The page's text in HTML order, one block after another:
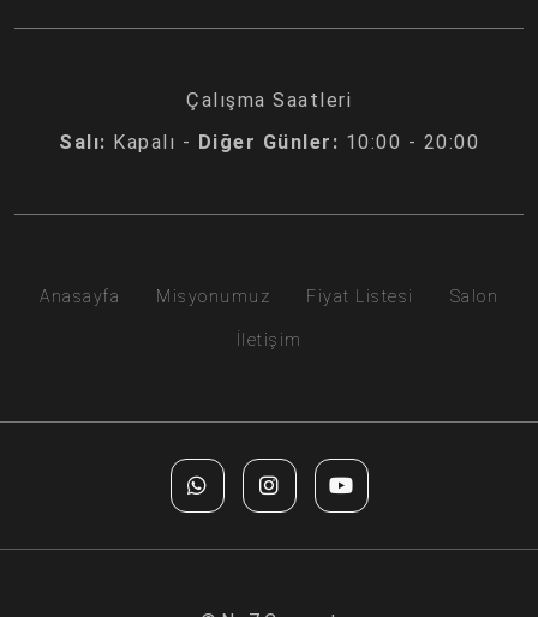
Çalışma Saatleri
Salı: Kapalı - Diğer Günler: 10:00 - 20:00
Anasayfa Misyonumuz Fiyat Listesi Salon
İletişim